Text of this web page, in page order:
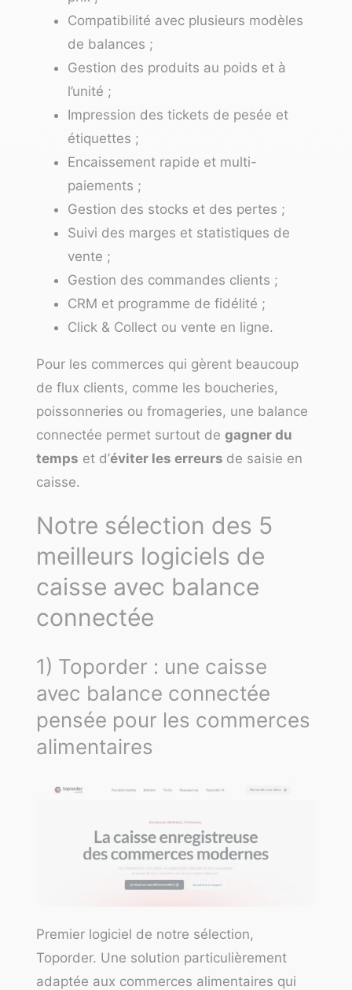
Compatibilité avec plusieurs modèles
de balances ;
Gestion des produits au poids et à
l’unité ;
Impression des tickets de pesée et
étiquettes ;
Encaissement rapide et multi-
paiements ;
Gestion des stocks et des pertes ;
Suivi des marges et statistiques de
vente ;
Gestion des commandes clients ;
CRM et programme de fidélité ;
Click & Collect ou vente en ligne.
Pour les commerces qui gèrent beaucoup
de flux clients, comme les boucheries,
poissonneries ou fromageries, une balance
connectée permet surtout de gagner du
temps et d’éviter les erreurs de saisie en
caisse.
Notre sélection des 5
meilleurs logiciels de
caisse avec balance
connectée
1) Toporder : une caisse
avec balance connectée
pensée pour les commerces
alimentaires
Premier logiciel de notre sélection,
Toporder. Une solution particulièrement
adaptée aux commerces alimentaires qui